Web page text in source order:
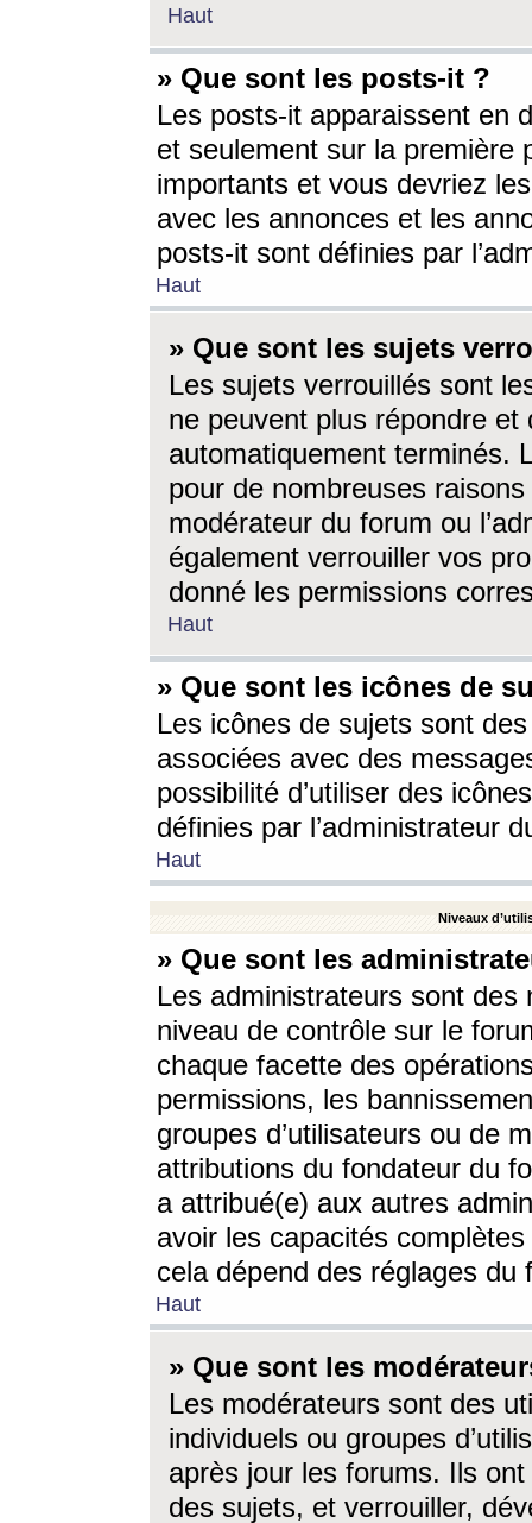
Haut
» Que sont les posts-it ?
Les posts-it apparaissent en
et seulement sur la première
importants et vous devriez
avec les annonces et les
posts-it sont définies par
Haut
» Que sont les sujets
Les sujets verrouillés sont
ne peuvent plus répondre
automatiquement terminés.
pour de nombreuses
modérateur du forum ou
également verrouiller vos
donné les permissions
Haut
» Que sont les icônes de
Les icônes de sujets sont
associées avec des
possibilité d’utiliser des
définies par l’administrateur
Haut
Niveaux
» Que sont les
Les administrateurs sont
niveau de contrôle sur le
chaque facette des
permissions, les
groupes d’utilisateurs ou de
attributions du fondateur du
a attribué(e) aux autres
avoir les capacités
cela dépend des réglages du
Haut
» Que sont les
Les modérateurs sont des
individuels ou groupes
après jour les forums. Ils ont
des sujets, et verrouiller,